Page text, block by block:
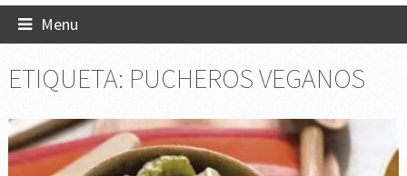
Menu
ETIQUETA: PUCHEROS VEGANOS